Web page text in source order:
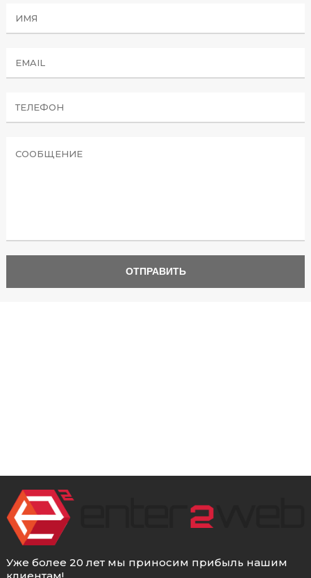
Уже более 20 лет мы приносим прибыль нашим
клиентам!